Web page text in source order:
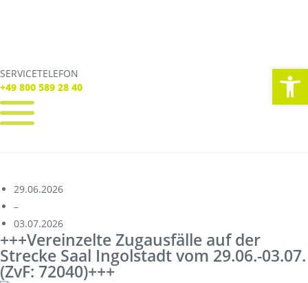
SERVICETELEFON
+49 800 589 28 40
SERVICE TELEFON
+49 800 589 28 40
Verbindungen
Tickets
Freizeit
Service
Unternehmen
29.06.2026
–
03.07.2026
+++Vereinzelte Zugausfälle auf der
Strecke Saal Ingolstadt vom 29.06.-03.07.
(ZvF: 72040)+++